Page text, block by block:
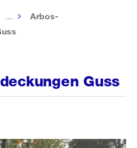
...
Arbos-
Guss